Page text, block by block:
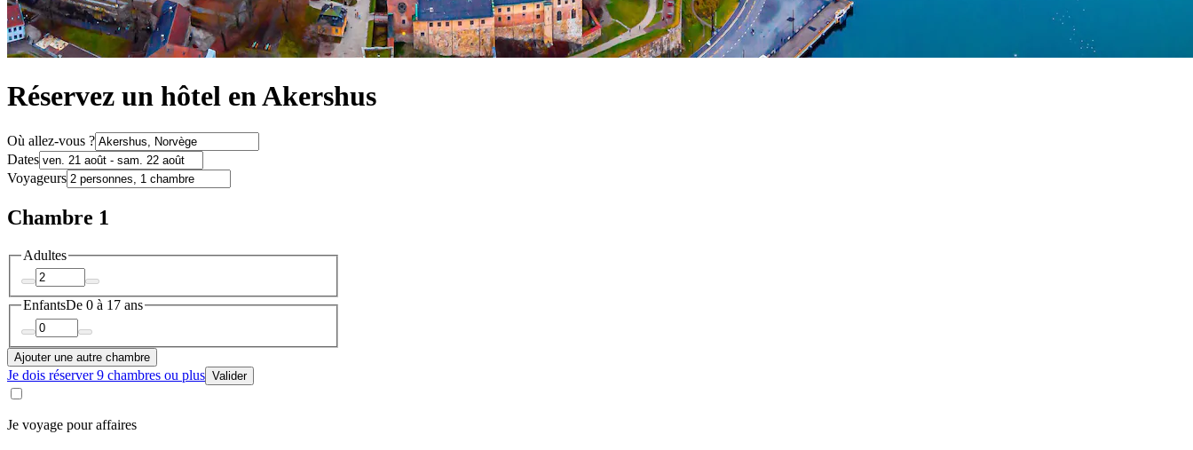
Réservez un hôtel en Akershus
Où allez-vous ?
Dates
Voyageurs
Chambre 1
Adultes
EnfantsDe 0 à 17 ans
Ajouter une autre chambre
Je dois réserver 9 chambres ou plus Valider
Je voyage pour affaires